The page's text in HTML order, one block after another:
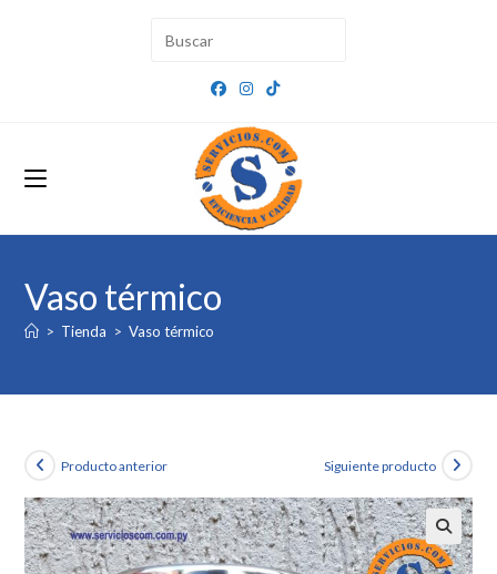
Vaso térmico
> Tienda > Vaso térmico
Producto anterior Siguiente producto